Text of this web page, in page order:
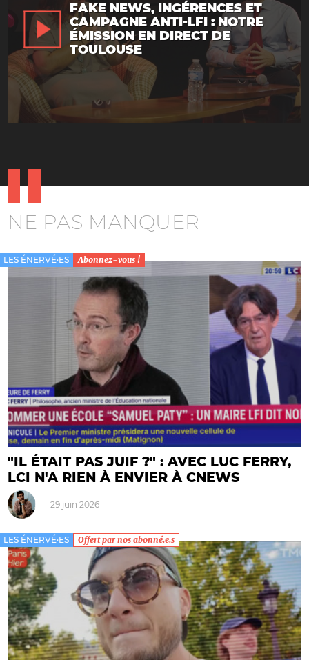
FAKE NEWS, INGÉRENCES ET
CAMPAGNE ANTI-LFI : NOTRE
ÉMISSION EN DIRECT DE
TOULOUSE
NE PAS MANQUER
LES ÉNERVÉ·ES Abonnez-vous !
"IL ÉTAIT PAS JUIF ?" : AVEC LUC FERRY,
LCI N'A RIEN À ENVIER À CNEWS
29 juin 2026
LES ÉNERVÉ·ES Offert par nos abonné.e.s